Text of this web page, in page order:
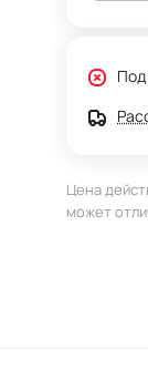
Под
Цена
может